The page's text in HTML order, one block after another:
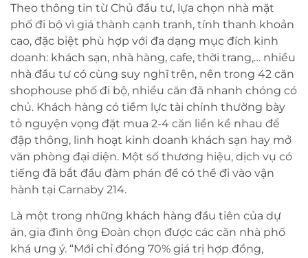
Theo thông tin từ Chủ đầu tư, lựa chọn nhà mặt
phố đi bộ vì giá thành cạnh tranh, tính thanh khoản
cao, đặc biệt phù hợp với đa dạng mục đích kinh
doanh: khách sạn, nhà hàng, cafe, thời trang,… nhiều
nhà đầu tư có cùng suy nghĩ trên, nên trong 42 căn
shophouse phố đi bộ, nhiều căn đã nhanh chóng có
chủ. Khách hàng có tiềm lực tài chính thường bày
tỏ nguyện vọng đặt mua 2-4 căn liền kề nhau để
đập thông, linh hoạt kinh doanh khách sạn hay mở
văn phòng đại diện. Một số thương hiệu, dịch vụ có
tiếng đã bắt đầu đàm phán để có thể đi vào vận
hành tại Carnaby 214.
Là một trong những khách hàng đầu tiên của dự
án, gia đình ông Đoàn chọn được các căn nhà phố
khá ưng ý. “Mới chỉ đóng 70% giá trị hợp đồng,